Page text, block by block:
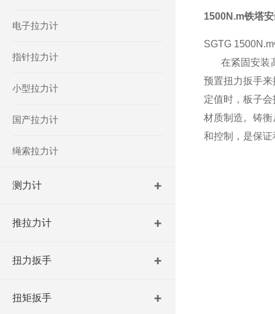
电子拉力计
指针拉力计
小型拉力计
国产拉力计
绳索拉力计
测力计
推拉力计
扭力扳手
扭矩扳手
1500N.m铁塔
SGTG
在紧固安装
预置扭力扳手来
定值时，板子
材质制造。铸
和控制，是保